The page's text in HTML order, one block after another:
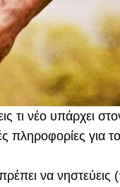
τι νέο υπάρχει
πληροφορίες για
να